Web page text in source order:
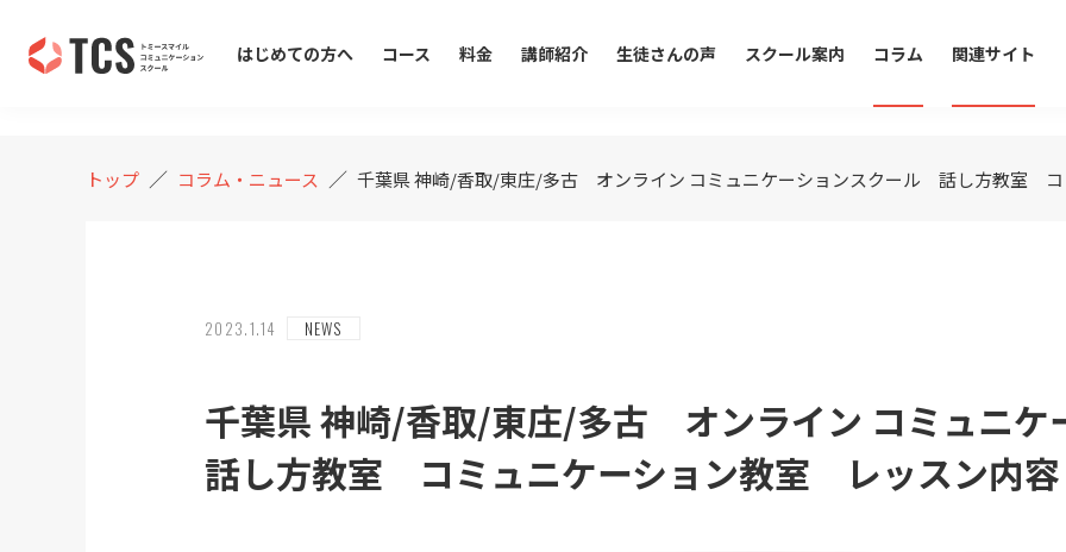
はじめての方へ コース 料金 講師紹介 生徒さんの声 スクール案内 コラム 関連サイト
トップ ／ コラム・ニュース ／ 千葉県 神崎/香取/東庄/多古 オンライン コミュニケーションスクール 話し方教室
2023.1.14 NEWS
千葉県 神崎/香取/東庄/多古 オンライン コミュニ
話し方教室 コミュニケーション教室 レッスン内